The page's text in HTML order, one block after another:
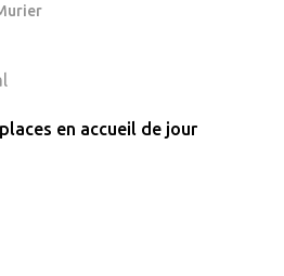
en accueil de jour